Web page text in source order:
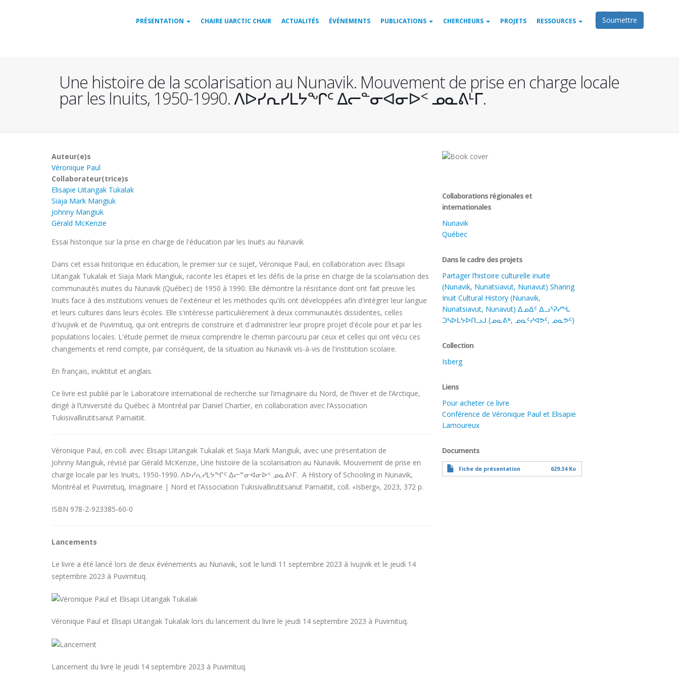
Rechercher
Soumettre
Navigation
PRÉSENTATION CHAIRE UARCTIC CHAIR ACTUALITÉS ÉVÉNEMENTS PUBLICATIONS CHERCHEURS PROJETS RESSOURCES
Une histoire de la scolarisation au Nunavik. Mouvement de prise en charge locale
par les Inuits, 1950-1990. ᐱᐅᓯᕆᓯᒪᔭᖏᑦ ᐃᓕᓐᓂᐊᓂᐅᑉ ᓄᓇᕕᒻᒥ.
Auteur(e)s
Véronique Paul
Collaborateur(trice)s
Elisapie Uitangak Tukalak
Siaja Mark Mangiuk
Johnny Mangiuk
Gérald McKenzie
Essai historique sur la prise en charge de l'éducation par les Inuits au Nunavik
Dans cet essai historique en éducation, le premier sur ce sujet, Véronique Paul, en collaboration avec Elisapi
Uitangak Tukalak et Siaja Mark Mangiuk, raconte les étapes et les défis de la prise en charge de la scolarisation des
communautés inuites du Nunavik (Québec) de 1950 à 1990. Elle démontre la résistance dont ont fait preuve les
Inuits face à des institutions venues de l'extérieur et les méthodes qu'ils ont développées afin d'intégrer leur langue
et leurs cultures dans leurs écoles. Elle s'intéresse particulièrement à deux communautés dissidentes, celles
d'Ivujivik et de Puvirnituq, qui ont entrepris de construire et d'administrer leur propre projet d'école pour et par les
populations locales. L'étude permet de mieux comprendre le chemin parcouru par ceux et celles qui ont vécu ces
changements et rend compte, par conséquent, de la situation au Nunavik vis-à-vis de l'institution scolaire.
En français, inuktitut et anglais.
Ce livre est publié par le Laboratoire international de recherche sur l’imaginaire du Nord, de l’hiver et de l’Arctique,
dirigé à l’Université du Québec à Montréal par Daniel Chartier, en collaboration avec l’Association
Tukisivallirutitsanut Parnaitiit.
Véronique Paul, en coll. avec Elisapi Uitangak Tukalak et Siaja Mark Mangiuk, avec une présentation de
Johnny Mangiuk, révisé par Gérald McKenzie, Une histoire de la scolarisation au Nunavik. Mouvement de prise en
charge locale par les Inuits, 1950-1990. ᐱᐅᓯᕆᓯᒪᔭᖏᑦ ᐃᓕᓐᓂᐊᓂᐅᑉ ᓄᓇᕕᒻᒥ. A History of Schooling in Nunavik,
Montréal et Puvirnituq, Imaginaire | Nord et l’Association Tukisivallirutitsanut Parnaitiit, coll. «Isberg», 2023, 372 p.
ISBN 978-2-923385-60-0
Lancements
Le livre a été lancé lors de deux événements au Nunavik, soit le lundi 11 septembre 2023 à Ivujivik et le jeudi 14
septembre 2023 à Puvirnituq.
Véronique Paul et Elisapi Uitangak Tukalak lors du lancement du livre le jeudi 14 septembre 2023 à Puvirnituq.
Lancement du livre le jeudi 14 septembre 2023 à Puvirnituq.
Collaborations régionales et
internationales
Nunavik
Québec
Dans le cadre des projets
Partager l’histoire culturelle inuite
(Nunavik, Nunatsiavut, Nunavut) Sharing
Inuit Cultural History (Nunavik,
Nunatsiavut, Nunavut) ᐃᓄᐃᑦ ᐃᓗᕐᕈᓯᖓ
ᑐᓴᐅᒪᔭᐅᑎᓗᒍ (ᓄᓇᕕᒃ, ᓄᓇᑦᓯᐊᕗᑦ, ᓄᓇᕗᑦ)
Collection
Isberg
Liens
Pour acheter ce livre
Conférence de Véronique Paul et Elisapie
Lamoureux
Documents
Fiche de présentation 629.34 Ko